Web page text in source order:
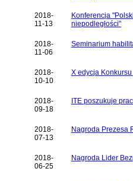
2018-
11-13
Konferencja
niepodległości"
2018-
11-06
Seminarium
2018-
10-10
X edycja Konkursu
2018-
09-18
ITE poszukuje
2018-
07-13
Nagroda Prezesa
2018-
06-25
Nagroda Lider